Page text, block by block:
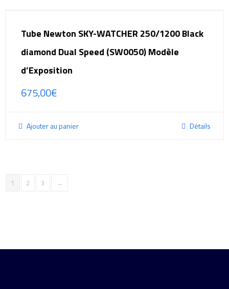
Tube Newton SKY-WATCHER 250/1200 Black
diamond Dual Speed (SW0050) Modèle
d’Exposition
675,00€
Ajouter au panier Détails
1 2 3 →